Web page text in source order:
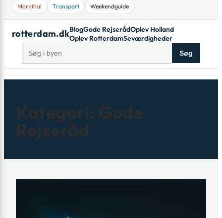
Markthal Transport Weekendguide
rotterdam.dkBlogGode RejserådOplev Holland
Oplev RotterdamSeværdigheder
Søg
Kategori: Gode
Rejseråd